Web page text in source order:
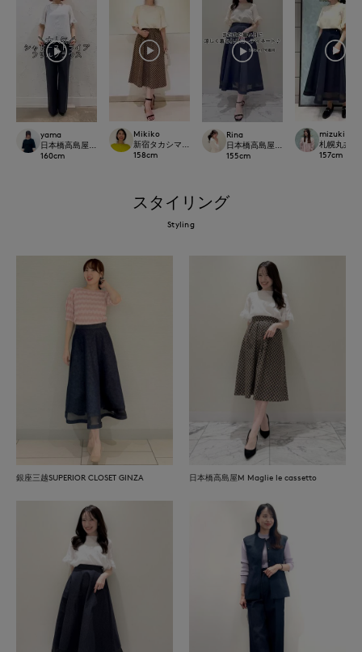
yama
日本橋高島屋SC SUPERIOR CLOSET
160cm
Mikiko
新宿タカシマヤSUPERIOR CLOSET
158cm
Rina
日本橋高島屋M Maglie le cassetto
155cm
mizuki
札幌丸井今
157cm
スタイリング
Styling
銀座三越SUPERIOR CLOSET GINZA 日本橋高島屋M Maglie le cassetto